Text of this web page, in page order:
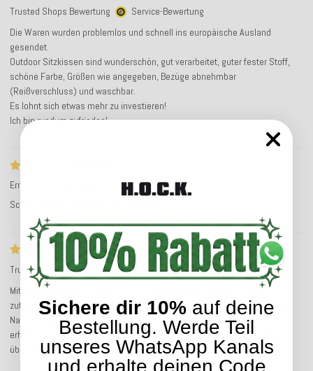
Trusted Shops Bewertung
Service-Bewertung
Die Waren wurden problemlos und schnell ins europäische Ausland
gesendet.
Outdoor Sitzkissen sind wunderschön, gut verarbeitet, guter fester Stoff,
schöne Farbe, Größen wie angegeben, Bezüge abnehmbar
(Reißverschluss) und waschbar.
Es lohnt sich etwas mehr zu investieren!
Ich bin rundum zufrieden!
Ernst B
Schön verarbeitet, Farbe wie erwartet!
Schneller Versand und guter Service
Trusted Shops Bewertung
Service-Bewertung
Mit der Bestellung bei H.O.C.K. (www.hock-dich-hin.de) bin ich sehr
zufrieden. Die Ware wurde schnell geliefert und war gut verpackt. Auf eine
Nachfrage per E-Mail habe ich sehr schnell eine detaillierte Antwort
erhalten. Auch die Rückerstattung für retournierte Artikel wurde schnell
überwiesen.
Sichere dir 10% auf deine
Bestellung. Werde Teil
unseres WhatsApp Kanals
und erhalte deinen Code